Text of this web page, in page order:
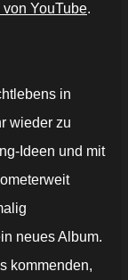
YouTube.
in
wieder zu
Ideen und mit
neues Album.
kommenden,